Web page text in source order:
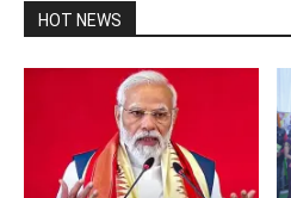
HOT NEWS